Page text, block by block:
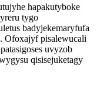
hapakutyboke
tygo
badyjekemaryfufa
Ofoxajyf pisalewucali
uvyzob
qisisejuketagy